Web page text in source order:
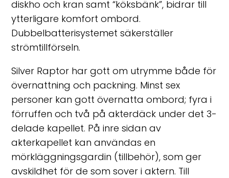
diskho och kran samt “köksbänk”, bidrar till
ytterligare komfort ombord.
Dubbelbatterisystemet säkerställer
strömtillförseln.
Silver Raptor har gott om utrymme både för
övernattning och packning. Minst sex
personer kan gott övernatta ombord; fyra i
förruffen och två på akterdäck under det 3-
delade kapellet. På inre sidan av
akterkapellet kan användas en
mörkläggningsgardin (tillbehör), som ger
avskildhet för de som sover i aktern. Till